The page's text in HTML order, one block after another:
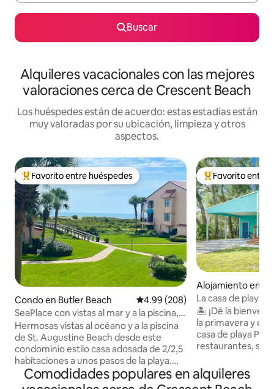
Buscar
Alquileres vacacionales con las mejores
valoraciones cerca de Crescent Beach
Los huéspedes están de acuerdo: estas estadías están
muy valoradas por su ubicación, limpieza y otros
aspectos.
Favorito entre huéspedes preferido
Favorito entre huéspedes
Condo en Butler Beach Calificación promedio: 4.99 de
4.99 (208)
SeaPlace con vistas al mar y a la piscina, a
2/3 pasos de la playa
Hermosas vistas al océano y a la piscina
de St. Augustine Beach desde este
condominio estilo casa adosada de 2/2,5
habitaciones a unos pasos de la playa.
Ven a disfrutar de todo lo que esta
vibrante ciudad tiene para ofrecer. Dos
Favorito entre
Favorito entre
Alojamiento en
h
La casa de playa
🏝️ ¡Dé la
la primavera y el
casa de playa
restaurantes,
histórico de San
terraza cubierta,
Comodidades populares en alquileres